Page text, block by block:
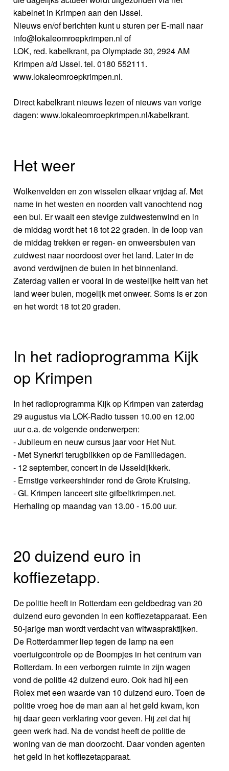
kabelnet in Krimpen aan den IJssel.
Nieuws en/of berichten kunt u sturen per E-mail naar
info@lokaleomroepkrimpen.nl of
LOK, red. kabelkrant, pa Olympiade 30, 2924 AM
Krimpen a/d IJssel. tel. 0180 552111.
www.lokaleomroepkrimpen.nl.
Direct kabelkrant nieuws lezen of nieuws van vorige
dagen: www.lokaleomroepkrimpen.nl/kabelkrant.
Het weer
Wolkenvelden en zon wisselen elkaar vrijdag af. Met
name in het westen en noorden valt vanochtend nog
een bui. Er waait een stevige zuidwestenwind en in
de middag wordt het 18 tot 22 graden. In de loop van
de middag trekken er regen- en onweersbuien van
zuidwest naar noordoost over het land. Later in de
avond verdwijnen de buien in het binnenland.
Zaterdag vallen er vooral in de westelijke helft van het
land weer buien, mogelijk met onweer. Soms is er zon
en het wordt 18 tot 20 graden.
In het radioprogramma Kijk
op Krimpen
In het radioprogramma Kijk op Krimpen van zaterdag
29 augustus via LOK-Radio tussen 10.00 en 12.00
uur o.a. de volgende onderwerpen:
- Jubileum en neuw cursus jaar voor Het Nut.
- Met Synerkri terugblikken op de Familiedagen.
- 12 september, concert in de IJsseldijkkerk.
- Ernstige verkeershinder rond de Grote Kruising.
- GL Krimpen lanceert site gifbeltkrimpen.net.
Herhaling op maandag van 13.00 - 15.00 uur.
20 duizend euro in
koffiezetapp.
De politie heeft in Rotterdam een geldbedrag van 20
duizend euro gevonden in een koffiezetapparaat. Een
50-jarige man wordt verdacht van witwaspraktijken.
De Rotterdammer liep tegen de lamp na een
voertuigcontrole op de Boompjes in het centrum van
Rotterdam. In een verborgen ruimte in zijn wagen
vond de politie 42 duizend euro. Ook had hij een
Rolex met een waarde van 10 duizend euro. Toen de
politie vroeg hoe de man aan al het geld kwam, kon
hij daar geen verklaring voor geven. Hij zei dat hij
geen werk had. Na de vondst heeft de politie de
woning van de man doorzocht. Daar vonden agenten
het geld in het koffiezetapparaat.